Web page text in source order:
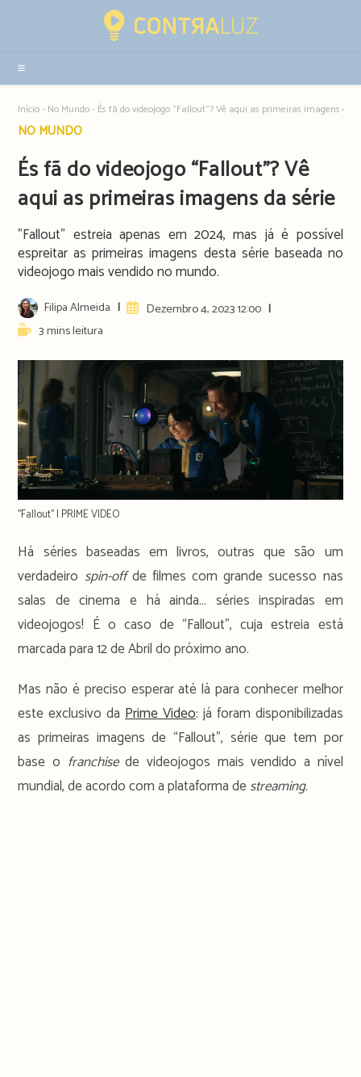
sidebar
Início- No Mundo- És fã do videojogo “Fallout”? Vê aqui as primeiras imagens da
Post
NO MUNDO
És fã do videojogo “Fallout”? Vê
aqui as primeiras imagens da série
"Fallout" estreia apenas em 2024, mas já é possível
espreitar as primeiras imagens desta série baseada no
videojogo mais vendido no mundo.
Post
author:
Filipa Almeida
ArtigoDezembro 4, 2023 12:00
Reading3 mins leitura
''Fallout'' | PRIME VIDEO
Há séries baseadas em livros, outras que são um
verdadeiro spin-offde filmes com grande sucesso nas
salas de cinema e há ainda… séries inspiradas em
videojogos! É o caso de “Fallout”, cuja estreia está
marcada para 12 de Abril do próximo ano.
Mas não é preciso esperar até lá para conhecer melhor
este exclusivo daPrime Video: já foram disponibilizadas
as primeiras imagens de “Fallout”, série que tem por
base o franchisede videojogos mais vendido a nível
mundial, de acordo com a plataforma destreaming.